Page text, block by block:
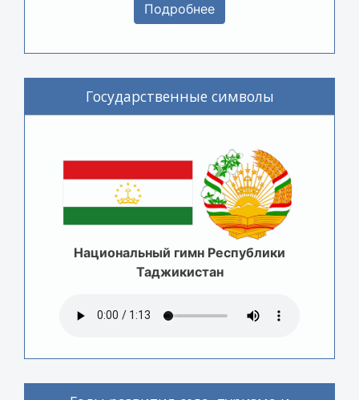
Подробнее
Государственные символы
Национальный гимн Республики
Таджикистан